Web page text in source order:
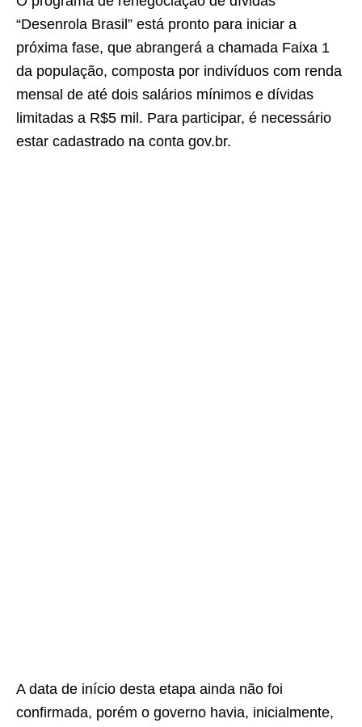
“Desenrola Brasil” está pronto para iniciar a
próxima fase, que abrangerá a chamada Faixa 1
da população, composta por indivíduos com renda
mensal de até dois salários mínimos e dívidas
limitadas a R$5 mil. Para participar, é necessário
estar cadastrado na conta gov.br.
A data de início desta etapa ainda não foi
confirmada, porém o governo havia, inicialmente,